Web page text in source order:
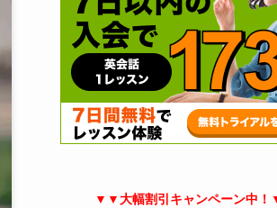
▼▼大幅割引キャンペーン中